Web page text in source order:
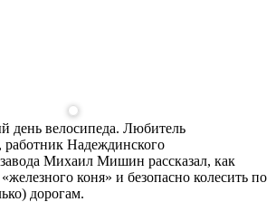
день велосипеда. Любитель
работник Надеждинского
завода Михаил Мишин рассказал, как
коня» и безопасно колесить по
дорогам.